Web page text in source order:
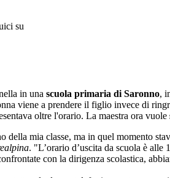
su
in una scuola primaria di Saronno,
viene a prendere il figlio invece di
oltre l'orario. La maestra ora vuole
della mia classe, ma in quel momento
. "L’orario d’uscita da scuola è alle
con la dirigenza scolastica,